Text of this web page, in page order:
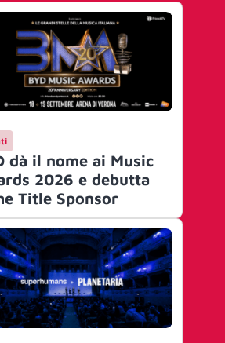
dà il nome ai Music
2026 e debutta
Title Sponsor